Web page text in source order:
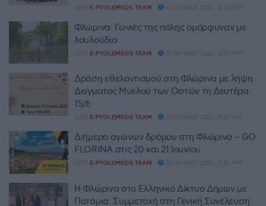
ΑΠΌ E-PTOLEMEOS TEAM 13 ΙΟΥΝΊΟΥ 2026, 4:32 ΜΜ
Φλώρινα: Γωνιές της πόλης ομόρφυναν με
λουλούδια
ΑΠΌ E-PTOLEMEOS TEAM 12 ΙΟΥΝΊΟΥ 2026, 4:00 ΜΜ
Δράση εθελοντισμού στη Φλώρινα με λήψη
Δείγματος Μυελού των Οστών τη Δευτέρα
15/6
ΑΠΌ E-PTOLEMEOS TEAM 10 ΙΟΥΝΊΟΥ 2026, 8:01 ΜΜ
Διήμερο αγώνων δρόμου στη Φλώρινα – GO
FLORINA στις 20 και 21 Ιουνίου
ΑΠΌ E-PTOLEMEOS TEAM 10 ΙΟΥΝΊΟΥ 2026, 2:32 ΜΜ
Η Φλώρινα στο Ελληνικό Δίκτυο Δήμων με
Ποτάμια: Συμμετοχή στη Γενική Συνέλευση